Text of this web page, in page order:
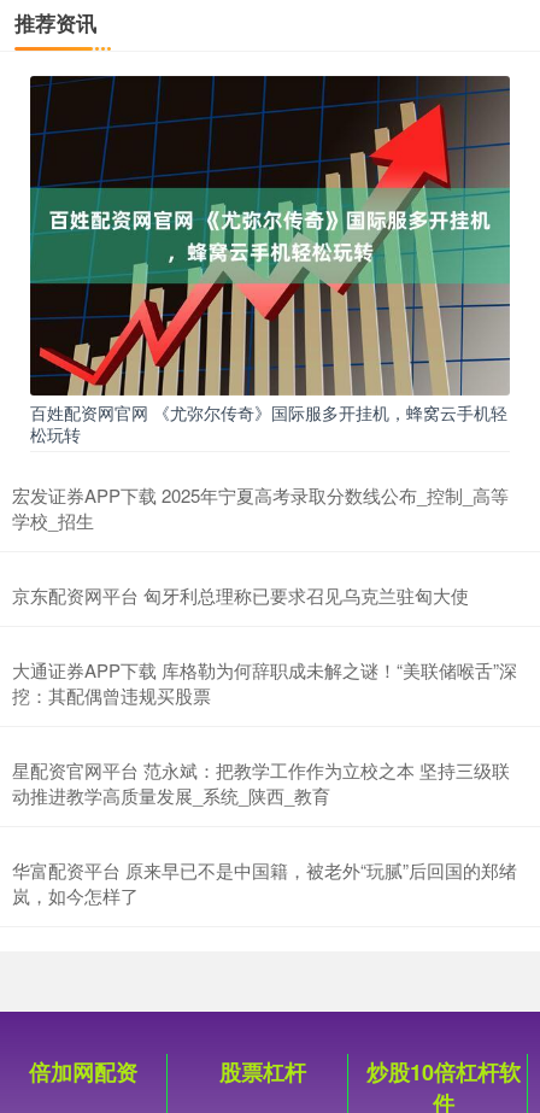
推荐资讯
百姓配资网官网 《尤弥尔传奇》国际服多开挂机，蜂窝云手机轻
松玩转
宏发证券APP下载 2025年宁夏高考录取分数线公布_控制_高等
学校_招生
京东配资网平台 匈牙利总理称已要求召见乌克兰驻匈大使
大通证券APP下载 库格勒为何辞职成未解之谜！“美联储喉舌”深
挖：其配偶曾违规买股票
星配资官网平台 范永斌：把教学工作作为立校之本 坚持三级联
动推进教学高质量发展_系统_陕西_教育
华富配资平台 原来早已不是中国籍，被老外“玩腻”后回国的郑绪
岚，如今怎样了
倍加网配资 股票杠杆
炒股10倍杠杆软
件